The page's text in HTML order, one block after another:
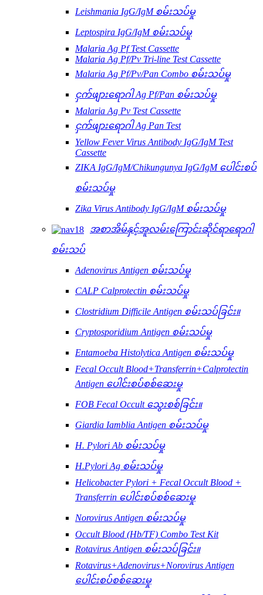
Leishmania IgG/IgM စမ်းသပ်မှု
Leptospira IgG/IgM စမ်းသပ်မှု
Malaria Ag Pf Test Cassette
Malaria Ag Pf/Pv Tri-line Test Cassette
Malaria Ag Pf/Pv/Pan Combo စမ်းသပ်မှု
ငှက်ဖျားရောဂါ Ag Pf/Pan စမ်းသပ်မှု
Malaria Ag Pv Test Cassette
ငှက်ဖျားရောဂါ Ag Pan Test
Yellow Fever Virus Antibody IgG/IgM Test
Cassette
ZIKA IgG/IgM/Chikungunya IgG/IgM ပေါင်းစပ်
စမ်းသပ်မှု
Zika Virus Antibody IgG/IgM စမ်းသပ်မှု
အစာအိမ်နှင့်အူလမ်းကြောင်းဆိုင်ရာရောဂါ
စမ်းသပ်
Adenovirus Antigen စမ်းသပ်မှု
CALP Calprotectin စမ်းသပ်မှု
Clostridium Difficile Antigen စမ်းသပ်ခြင်း။
Cryptosporidium Antigen စမ်းသပ်မှု
Entamoeba Histolytica Antigen စမ်းသပ်မှု
Fecal Occult Blood+Transferrin+Calprotectin
Antigen ပေါင်းစပ်စစ်ဆေးမှု
FOB Fecal Occult သွေးစစ်ခြင်း။
Giardia Iamblia Antigen စမ်းသပ်မှု
H. Pylori Ab စမ်းသပ်မှု
H.Pylori Ag စမ်းသပ်မှု
Helicobacter Pylori + Fecal Occult Blood +
Transferrin ပေါင်းစပ်စစ်ဆေးမှု
Norovirus Antigen စမ်းသပ်မှု
Occult Blood (Hb/TF) Combo Test Kit
Rotavirus Antigen စမ်းသပ်ခြင်း။
Rotavirus+Adenovirus+Norovirus Antigen
ပေါင်းစပ်စစ်ဆေးမှု